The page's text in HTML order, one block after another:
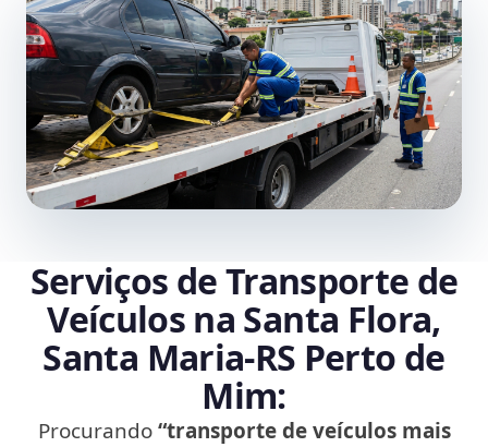
Serviços de Transporte de
Veículos na Santa Flora,
Santa Maria‑RS Perto de
Mim:
Procurando“transporte de veículos mais